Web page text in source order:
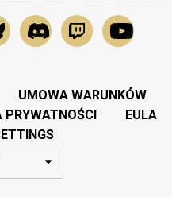
UMOWA WARUNKÓW
PRYWATNOŚCI
EULA